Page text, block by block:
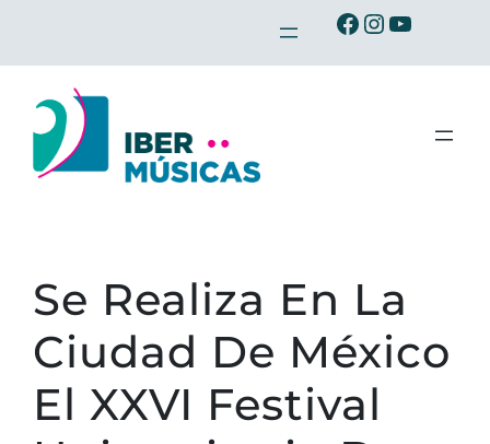
contenido
Ibermusicas en Facebook
Ibermusicas en Instagram
Ibermusicas en Youtube
Se Realiza En La
Ciudad De México
El XXVI Festival